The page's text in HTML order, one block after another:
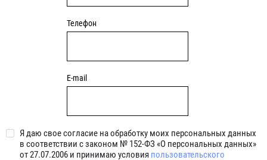
Телефон
E-mail
Я даю свое согласие на обработку моих персональных данных
в соответствии с законом № 152-ФЗ «О персональных данных»
от 27.07.2006 и принимаю условия пользовательского